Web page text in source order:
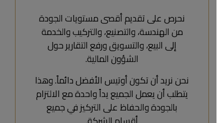
نحرص على تقديم أقصى مستويات الجودة
من الهندسة، والتصنيع، والتركيب والخدمة
إلى البيع، والتسويق ورفع التقارير حول
الشؤون المالية.
نحن نريد أن تكون أوتيس الأفضل دائماً. وهذا
يتطلب أن يعمل الجميع يداً واحدة مع الالتزام
بالجودة والحفاظ على التركيز في جميع